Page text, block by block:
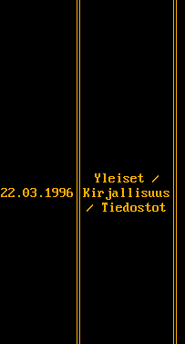
22.03.1996
Yleiset /
Kirjallisuus
/ Tiedostot